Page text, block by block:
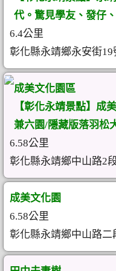
代。驚見學友、發仔
6.4公里
彰化縣永靖鄉永安街19
成美文化園區
【彰化永靖景點】成
兼六園/隱藏版落羽松
6.58公里
彰化縣永靖鄉中山路2
成美文化園
6.58公里
彰化縣永靖鄉中山路二